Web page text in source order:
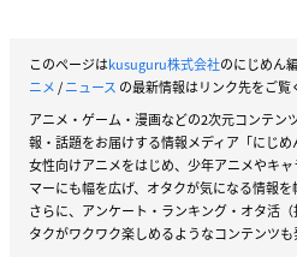
このページはkusuguru株式会社のにじめん
ニメ/ニュース の最新情報はリンク先をご覧
アニメ・ゲーム・漫画などの2次元コンテン
報・話題をお届けする情報メディア「にじめ
女性向けアニメをはじめ、少年アニメやキ
マーにも幅を広げ、オタクが気になる情報を
さらに、アンケート・ランキング・オタ活
タクがワクワク楽しめるようなコンテンツも